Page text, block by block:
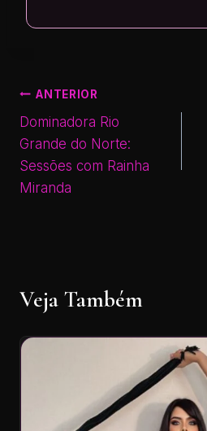
ANTERIOR
Dominadora Rio
Grande do Norte:
Sessões com Rainha
Miranda
Veja Também